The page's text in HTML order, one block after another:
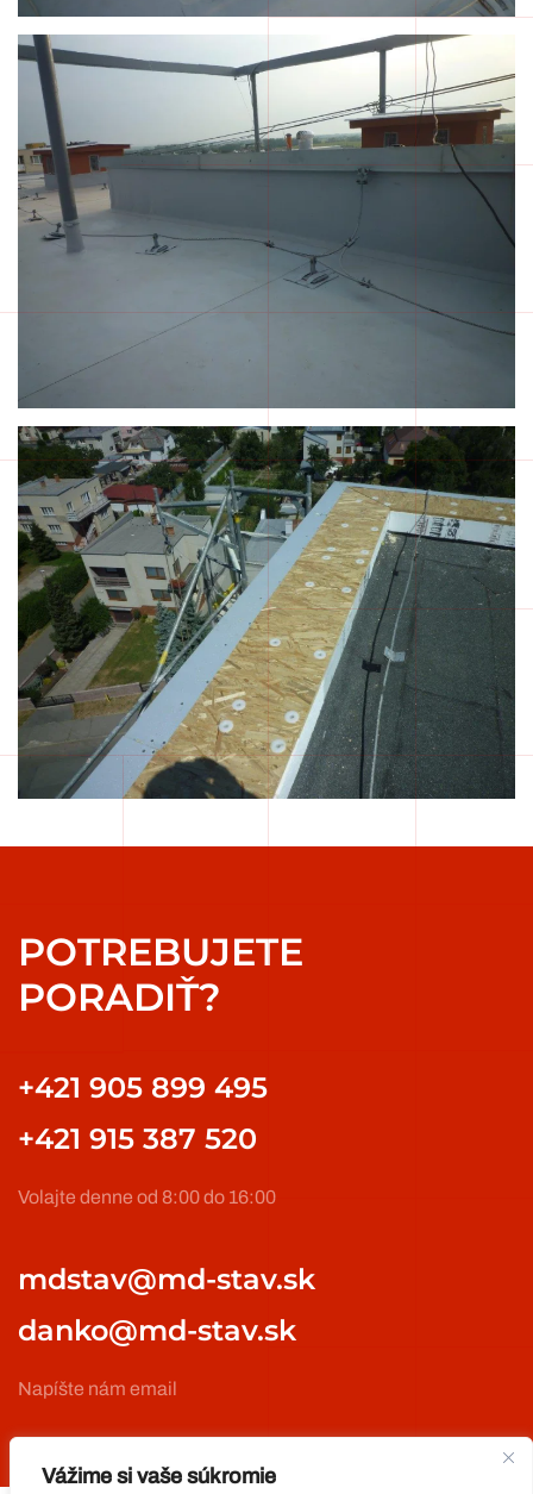
Vážime si vaše súkromie
POTREBUJETE
PORADIŤ?
+421 905 899 495
+421 915 387 520
Volajte denne od 8:00 do 16:00
mdstav@md-stav.sk
danko@md-stav.sk
Napíšte nám email